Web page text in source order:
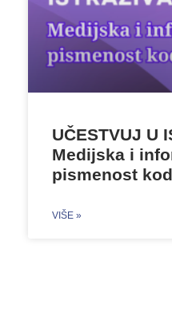
UČESTVUJ U
Medijska i
pismenost
VIŠE »